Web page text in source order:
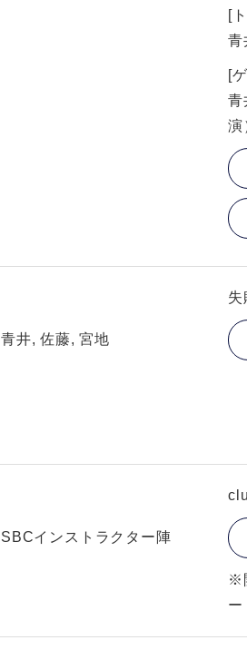
[
青
[
青
演
青井, 佐藤, 宮地
失
SBCインストラクター陣
※
ー